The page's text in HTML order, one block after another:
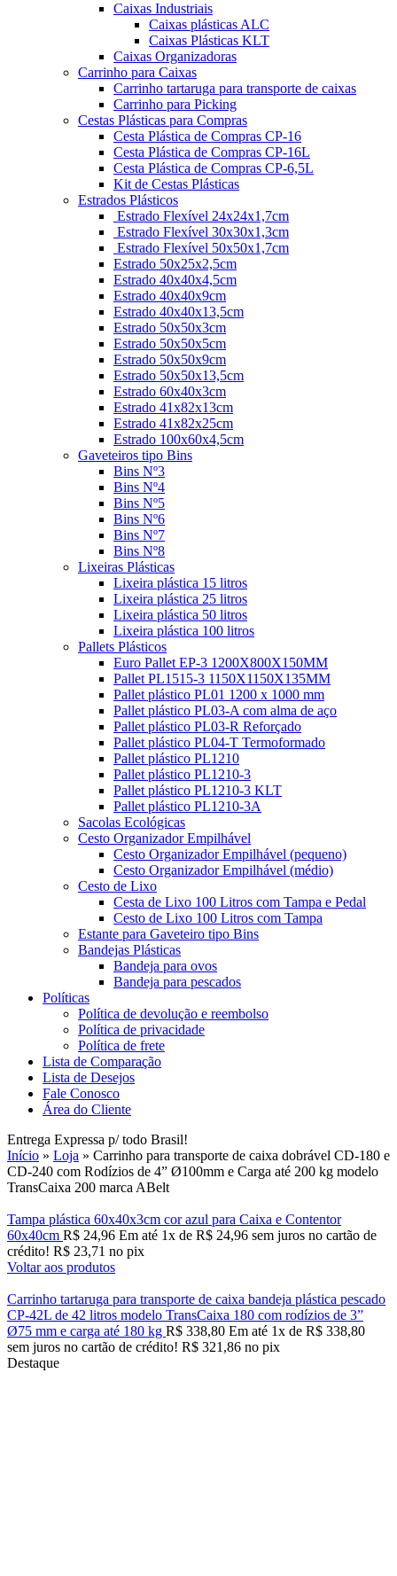
Caixas Industriais
Caixas plásticas ALC
Caixas Plásticas KLT
Caixas Organizadoras
Carrinho para Caixas
Carrinho tartaruga para transporte de caixas
Carrinho para Picking
Cestas Plásticas para Compras
Cesta Plástica de Compras CP-16
Cesta Plástica de Compras CP-16L
Cesta Plástica de Compras CP-6,5L
Kit de Cestas Plásticas
Estrados Plásticos
Estrado Flexível 24x24x1,7cm
Estrado Flexível 30x30x1,3cm
Estrado Flexível 50x50x1,7cm
Estrado 50x25x2,5cm
Estrado 40x40x4,5cm
Estrado 40x40x9cm
Estrado 40x40x13,5cm
Estrado 50x50x3cm
Estrado 50x50x5cm
Estrado 50x50x9cm
Estrado 50x50x13,5cm
Estrado 60x40x3cm
Estrado 41x82x13cm
Estrado 41x82x25cm
Estrado 100x60x4,5cm
Gaveteiros tipo Bins
Bins Nº3
Bins Nº4
Bins Nº5
Bins Nº6
Bins Nº7
Bins Nº8
Lixeiras Plásticas
Lixeira plástica 15 litros
Lixeira plástica 25 litros
Lixeira plástica 50 litros
Lixeira plástica 100 litros
Pallets Plásticos
Euro Pallet EP-3 1200X800X150MM
Pallet PL1515-3 1150X1150X135MM
Pallet plástico PL01 1200 x 1000 mm
Pallet plástico PL03-A com alma de aço
Pallet plástico PL03-R Reforçado
Pallet plástico PL04-T Termoformado
Pallet plástico PL1210
Pallet plástico PL1210-3
Pallet plástico PL1210-3 KLT
Pallet plástico PL1210-3A
Sacolas Ecológicas
Cesto Organizador Empilhável
Cesto Organizador Empilhável (pequeno)
Cesto Organizador Empilhável (médio)
Cesto de Lixo
Cesta de Lixo 100 Litros com Tampa e Pedal
Cesto de Lixo 100 Litros com Tampa
Estante para Gaveteiro tipo Bins
Bandejas Plásticas
Bandeja para ovos
Bandeja para pescados
Políticas
Política de devolução e reembolso
Política de privacidade
Política de frete
Lista de Comparação
Lista de Desejos
Fale Conosco
Área do Cliente
Entrega Expressa p/ todo Brasil!
Início » Loja » Carrinho para transporte de caixa dobrável CD-180 e
CD-240 com Rodízios de 4” Ø100mm e Carga até 200 kg modelo
TransCaixa 200 marca ABelt
Tampa plástica 60x40x3cm cor azul para Caixa e Contentor
60x40cm R$ 24,96 Em até 1x de R$ 24,96 sem juros no cartão de
crédito! R$ 23,71 no pix
Voltar aos produtos
Carrinho tartaruga para transporte de caixa bandeja plástica pescado
CP-42L de 42 litros modelo TransCaixa 180 com rodízios de 3”
Ø75 mm e carga até 180 kg R$ 338,80 Em até 1x de R$ 338,80
sem juros no cartão de crédito! R$ 321,86 no pix
Destaque